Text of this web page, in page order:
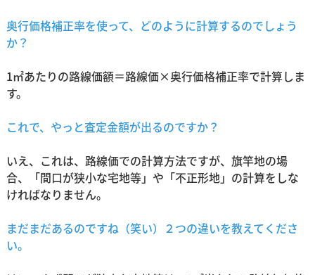
奥行価格補正率を使って、どのように計算するのでしょう
か？
1㎡あたりの路線価額＝路線価×奥行価格補正率で計算しま
す。
これで、やっと査定金額が出るのですか？
いえ、これは、路線価での計算方法ですが、旗竿地の場
合、「間口が狭小な宅地等」や「不正形地」の計算をしな
ければなりません。
まだまだあるのですね（笑い）２つの違いを教えてくださ
い。